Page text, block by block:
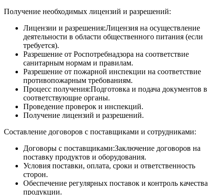
Получение необходимых лицензий и разрешений:
Лицензии и разрешения:Лицензия на осуществление
деятельности в области общественного питания (если
требуется).
Разрешение от Роспотребнадзора на соответствие
санитарным нормам и правилам.
Разрешение от пожарной инспекции на соответствие
противопожарным требованиям.
Процесс получения:Подготовка и подача документов в
соответствующие органы.
Проведение проверок и инспекций.
Получение лицензий и разрешений.
Составление договоров с поставщиками и сотрудниками:
Договоры с поставщиками:Заключение договоров на
поставку продуктов и оборудования.
Условия поставки, оплата, сроки и ответственность
сторон.
Обеспечение регулярных поставок и контроль качества
продукции.